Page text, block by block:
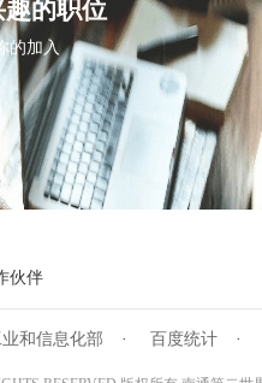
的职位
的加入
伙伴
和信息化部 · 百度统计 ·